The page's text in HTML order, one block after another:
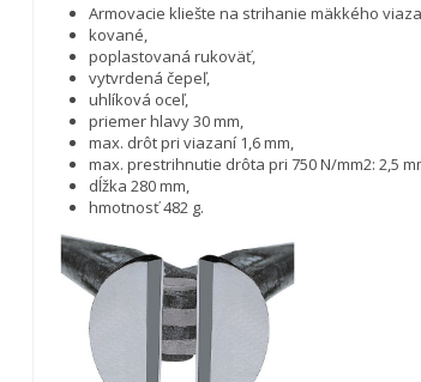
Armovacie kliešte na strihanie mäkkého
kované,
poplastovaná rukoväť,
vytvrdená čepeľ,
uhlíková oceľ,
priemer hlavy 30 mm,
max. drôt pri viazaní 1,6 mm,
max. prestrihnutie drôta pri 750 N/mm2: 2,5
dĺžka 280 mm,
hmotnosť 482 g.